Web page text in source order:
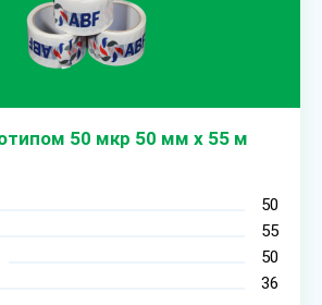
50 мкр 50 мм х 55 м
50
55
50
36